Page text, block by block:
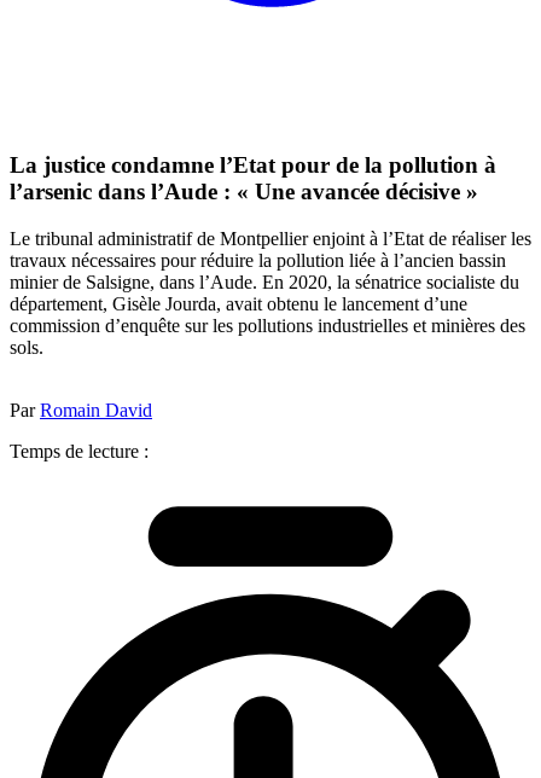
La justice condamne l’Etat pour de la pollution à
l’arsenic dans l’Aude : « Une avancée décisive »
Le tribunal administratif de Montpellier enjoint à l’Etat de réaliser les
travaux nécessaires pour réduire la pollution liée à l’ancien bassin
minier de Salsigne, dans l’Aude. En 2020, la sénatrice socialiste du
département, Gisèle Jourda, avait obtenu le lancement d’une
commission d’enquête sur les pollutions industrielles et minières des
sols.
ParRomain David
Temps de lecture :